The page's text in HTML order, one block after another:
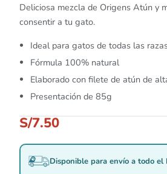
Deliciosa mezcla de Origens Atún y
consentir a tu gato.
Ideal para gatos de todas las
Fórmula 100% natural
Elaborado con filete de atún de
Presentación de 85g
S/7.50
Disponible para envío a todo el